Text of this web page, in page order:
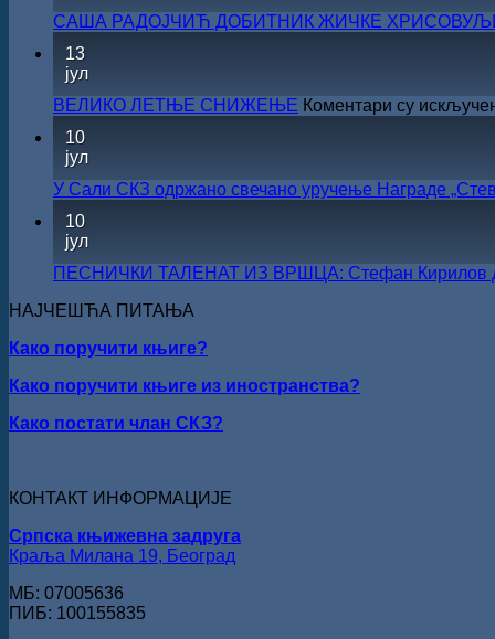
САША РАДОЈЧИЋ ДОБИТНИК ЖИЧКЕ ХРИСОВУЉЕ
13
јул
ВЕЛИКО ЛЕТЊЕ СНИЖЕЊЕ Коментари су
10
јул
У Сали СКЗ одржано свечано уручење Награде
10
јул
ПЕСНИЧКИ ТАЛЕНАТ ИЗ ВРШЦА: Стефан Кирилов
НАЈЧЕШЋА ПИТАЊА
Како поручити књиге?
Како поручити књиге из иностранства?
Како постати члан СКЗ?
КОНТАКТ ИНФОРМАЦИЈЕ
Српска књижевна задруга
Краља Милана 19, Београд
МБ: 07005636
ПИБ: 100155835